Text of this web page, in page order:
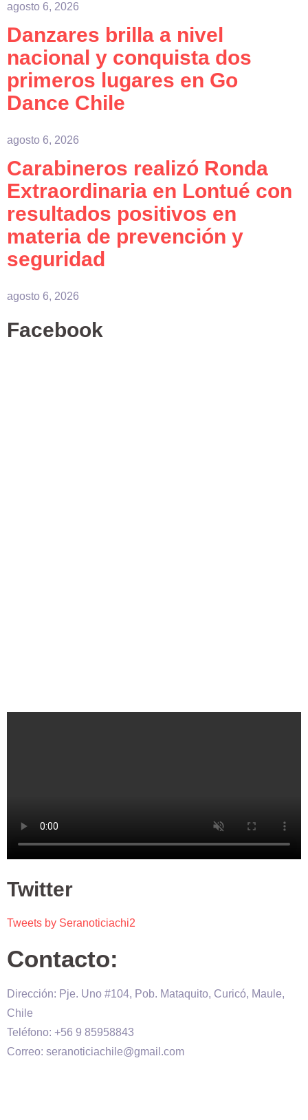
agosto 6, 2026
Danzares brilla a nivel
nacional y conquista dos
primeros lugares en Go
Dance Chile
agosto 6, 2026
Carabineros realizó Ronda
Extraordinaria en Lontué con
resultados positivos en
materia de prevención y
seguridad
agosto 6, 2026
Facebook
Twitter
Tweets by Seranoticiachi2
Contacto:
Dirección: Pje. Uno #104, Pob. Mataquito, Curicó, Maule,
Chile
Teléfono: +56 9 85958843
Correo: seranoticiachile@gmail.com